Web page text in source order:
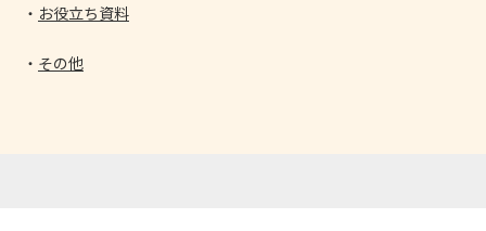
お役立ち資料
その他